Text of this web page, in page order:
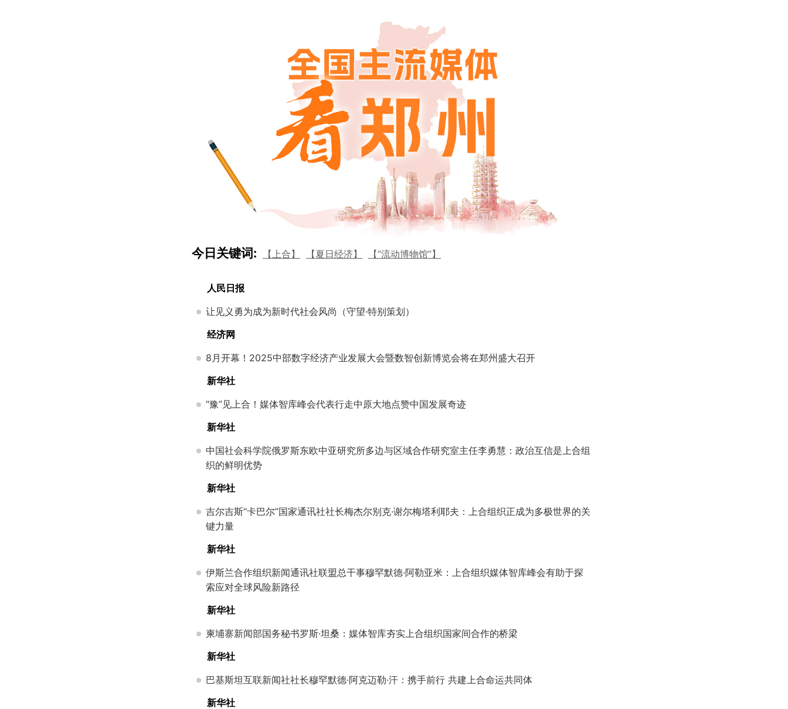
今日关键词: 【上合】 【夏日经济】 【“流动博物馆”】
人民日报
让见义勇为成为新时代社会风尚（守望·特别策划）
经济网
8月开幕！2025中部数字经济产业发展大会暨数智创新博览会将在郑州盛大召开
新华社
“豫”见上合！媒体智库峰会代表行走中原大地点赞中国发展奇迹
新华社
中国社会科学院俄罗斯东欧中亚研究所多边与区域合作研究室主任李勇慧：政治互信是上合组
织的鲜明优势
新华社
吉尔吉斯“卡巴尔”国家通讯社社长梅杰尔别克·谢尔梅塔利耶夫：上合组织正成为多极世界的关
键力量
新华社
伊斯兰合作组织新闻通讯社联盟总干事穆罕默德·阿勒亚米：上合组织媒体智库峰会有助于探
索应对全球风险新路径
新华社
柬埔寨新闻部国务秘书罗斯·坦桑：媒体智库夯实上合组织国家间合作的桥梁
新华社
巴基斯坦互联新闻社社长穆罕默德·阿克迈勒·汗：携手前行 共建上合命运共同体
新华社